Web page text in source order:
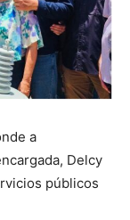
a
Delcy
públicos